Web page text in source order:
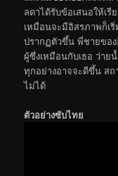
ลดาได้รับข้อเสนอให้เ
เหมือนจะมีอิสรภาพก็เ
ปรากฏตัวขึ้น พี่ชายของ
ผู้ซึ่งเหมือนกับเธอ ว่าย
ทุกอย่างอาจจะดีขึ้น ส
ไม่ได้
ตัวอย่างซับไทย